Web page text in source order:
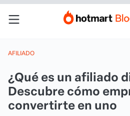
AFILIADO
¿Qué es un afiliado
Descubre cómo
convertirte en uno